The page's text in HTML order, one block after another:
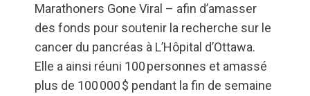
Marathoners Gone Viral – afin d’amasser
des fonds pour soutenir la recherche sur le
cancer du pancréas à L’Hôpital d’Ottawa.
Elle a ainsi réuni 100 personnes et amassé
plus de 100 000 $ pendant la fin de semaine